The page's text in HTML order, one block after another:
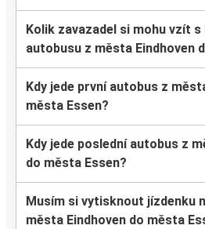
Kolik zavazadel si mohu vzít s
autobusu z města Eindhoven
Kdy jede první autobus z
města Essen?
Kdy jede poslední autobus z
do města Essen?
Musím si vytisknout jízdenku
města Eindhoven do města